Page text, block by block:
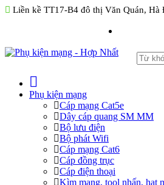
Liền kề TT17-B4 đô thị Văn Quán, Hà
Phụ kiện mạng
Cáp mạng Cat5e
Dây cáp quang SM MM
Bộ lưu điện
Bộ phát Wifi
Cáp mạng Cat6
Cáp đồng trục
Cáp điện thoại
Kìm mạng, tool nhấn, hạt